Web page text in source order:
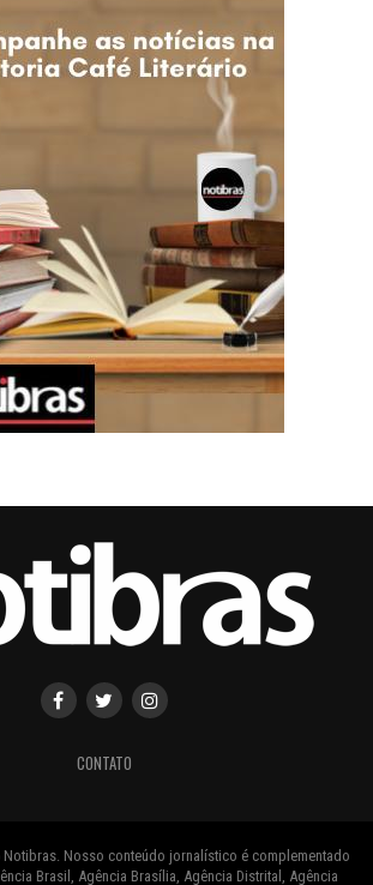
CONTATO
Nosso conteúdo jornalístico é complementado
Brasil, Agência Brasília, Agência Distrital, Agência